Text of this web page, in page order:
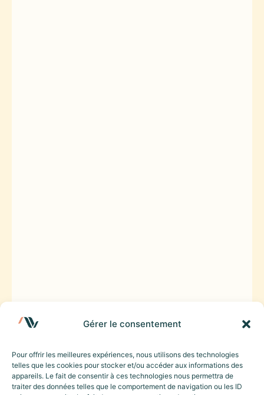
Gérer le consentement
Pour offrir les meilleures expériences, nous utilisons des technologies
telles que les cookies pour stocker et/ou accéder aux informations des
appareils. Le fait de consentir à ces technologies nous permettra de
traiter des données telles que le comportement de navigation ou les ID